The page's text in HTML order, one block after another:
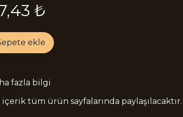
₺
ekle
fazla bilgi
içerik tüm ürün sayfalarında paylaşılacaktır.